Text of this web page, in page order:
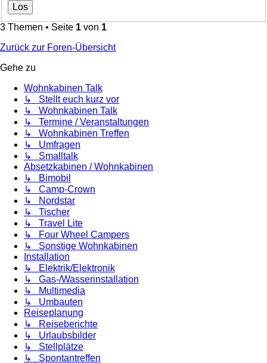
3 Themen • Seite 1 von 1
Zurück zur Foren-Übersicht
Gehe zu
Wohnkabinen Talk
↳ Stellt euch kurz vor
↳ Wohnkabinen Talk
↳ Termine / Veranstaltungen
↳ Wohnkabinen Treffen
↳ Umfragen
↳ Smalltalk
Absetzkabinen / Wohnkabinen
↳ Bimobil
↳ Camp-Crown
↳ Nordstar
↳ Tischer
↳ Travel Lite
↳ Four Wheel Campers
↳ Sonstige Wohnkabinen
Installation
↳ Elektrik/Elektronik
↳ Gas-/Wasserinstallation
↳ Multimedia
↳ Umbauten
Reiseplanung
↳ Reiseberichte
↳ Urlaubsbilder
↳ Stellplätze
↳ Spontantreffen